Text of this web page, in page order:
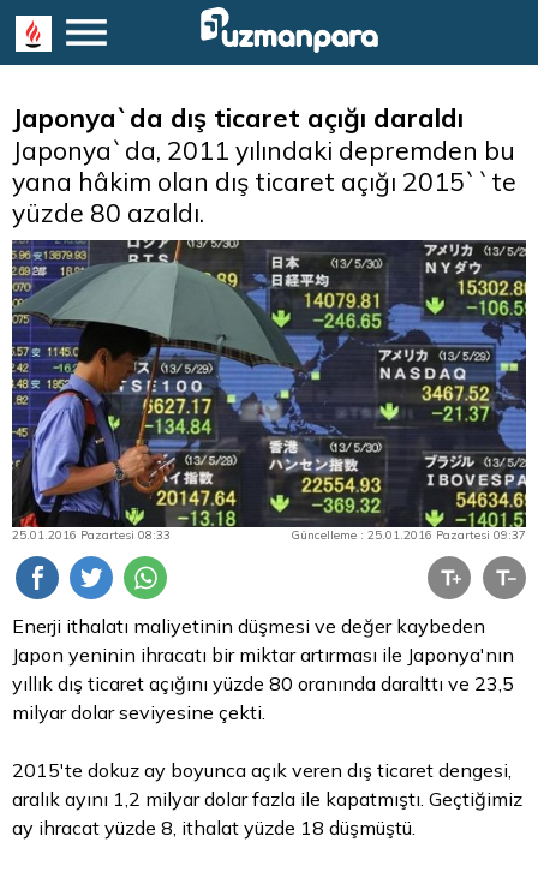
Japonya`da dış ticaret açığı daraldı
​Japonya`da, 2011 yılındaki depremden bu
yana hâkim olan dış ticaret açığı 2015``te
yüzde 80 azaldı.
25.01.2016 Pazartesi 08:33 Güncelleme : 25.01.2016 Pazartesi 09:37
Enerji ithalatı maliyetinin düşmesi ve değer kaybeden
Japon yeninin ihracatı bir miktar artırması ile Japonya'nın
yıllık dış ticaret açığını yüzde 80 oranında daralttı ve 23,5
milyardolarseviyesine çekti.
2015'te dokuz ay boyunca açık veren dış ticaret dengesi,
aralık ayını 1,2 milyar dolar fazla ile kapatmıştı. Geçtiğimiz
ay ihracat yüzde 8, ithalat yüzde 18 düşmüştü.